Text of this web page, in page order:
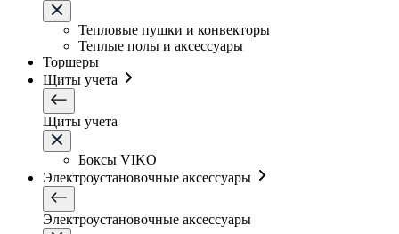
Тепловые пушки и конвекторы
Теплые полы и аксессуары
Торшеры
Щиты учета
Щиты учета
Боксы VIKO
Электроустановочные аксессуары
Электроустановочные аксессуары